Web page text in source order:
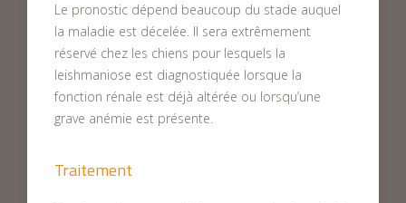
Le pronostic dépend beaucoup du stade auquel
la maladie est décelée. Il sera extrêmement
réservé chez les chiens pour lesquels la
leishmaniose est diagnostiquée lorsque la
fonction rénale est déjà altérée ou lorsqu’une
grave anémie est présente.
Traitement